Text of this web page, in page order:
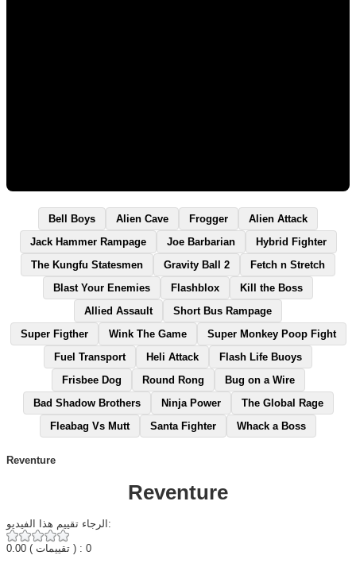
Alien Attack
Frogger
Alien Cave
Bell Boys
Hybrid Fighter
Joe Barbarian
Jack Hammer Rampage
Fetch n Stretch
Gravity Ball 2
The Kungfu Statesmen
Kill the Boss
Flashblox
Blast Your Enemies
Short Bus Rampage
Allied Assault
Super Monkey Poop Fight
Wink The Game
Super Figther
Flash Life Buoys
Heli Attack
Fuel Transport
Bug on a Wire
Round Rong
Frisbee Dog
The Global Rage
Ninja Power
Bad Shadow Brothers
Whack a Boss
Santa Fighter
Fleabag Vs Mutt
Reventure
Reventure
الرجاء تقييم هذا الفيديو:
0.00 ( تقييمات ) : 0